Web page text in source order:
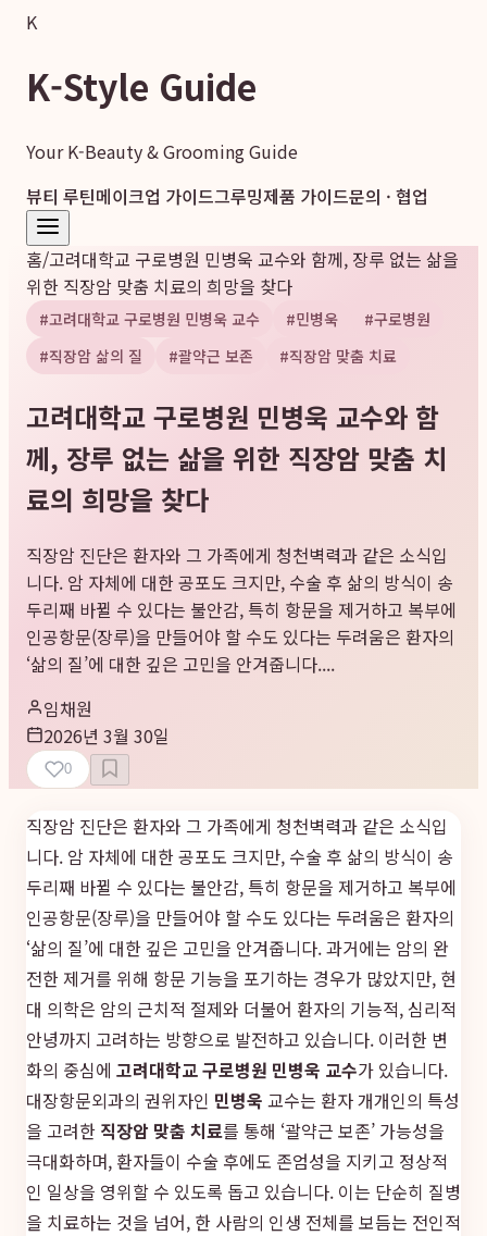
K
K-Style Guide
Your K-Beauty & Grooming Guide
뷰티 루틴메이크업 가이드그루밍제품 가이드문의 · 협업
홈/고려대학교 구로병원 민병욱 교수와 함께, 장루 없는 삶을
위한 직장암 맞춤 치료의 희망을 찾다
#고려대학교 구로병원 민병욱 교수 #민병욱 #구로병원
#직장암 삶의 질 #괄약근 보존 #직장암 맞춤 치료
고려대학교 구로병원 민병욱 교수와 함
께, 장루 없는 삶을 위한 직장암 맞춤 치
료의 희망을 찾다
직장암 진단은 환자와 그 가족에게 청천벽력과 같은 소식입
니다. 암 자체에 대한 공포도 크지만, 수술 후 삶의 방식이 송
두리째 바뀔 수 있다는 불안감, 특히 항문을 제거하고 복부에
인공항문(장루)을 만들어야 할 수도 있다는 두려움은 환자의
‘삶의 질’에 대한 깊은 고민을 안겨줍니다....
임채원
2026년 3월 30일
0
직장암 진단은 환자와 그 가족에게 청천벽력과 같은 소식입
니다. 암 자체에 대한 공포도 크지만, 수술 후 삶의 방식이 송
두리째 바뀔 수 있다는 불안감, 특히 항문을 제거하고 복부에
인공항문(장루)을 만들어야 할 수도 있다는 두려움은 환자의
‘삶의 질’에 대한 깊은 고민을 안겨줍니다. 과거에는 암의 완
전한 제거를 위해 항문 기능을 포기하는 경우가 많았지만, 현
대 의학은 암의 근치적 절제와 더불어 환자의 기능적, 심리적
안녕까지 고려하는 방향으로 발전하고 있습니다. 이러한 변
화의 중심에 고려대학교 구로병원 민병욱 교수가 있습니다.
대장항문외과의 권위자인 민병욱 교수는 환자 개개인의 특성
을 고려한 직장암 맞춤 치료를 통해 ‘괄약근 보존’ 가능성을
극대화하며, 환자들이 수술 후에도 존엄성을 지키고 정상적
인 일상을 영위할 수 있도록 돕고 있습니다. 이는 단순히 질병
을 치료하는 것을 넘어, 한 사람의 인생 전체를 보듬는 전인적